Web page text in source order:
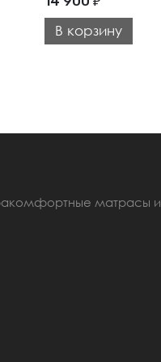
В корзину
матрасы и